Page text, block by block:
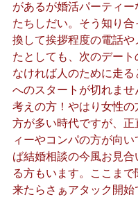
があるが婚活パーティー
たちしだい。そう知り合
換して挨拶程度の電話や
たとしても、次のデー
なければ人のために走
へのスタートが切れませ
考えの方！やはり女性の
方が多い時代ですが、正
ィーやコンパの方が向
ば結婚相談の今風お見合
る方もいます。ここまで
来たらさぁアタック開始